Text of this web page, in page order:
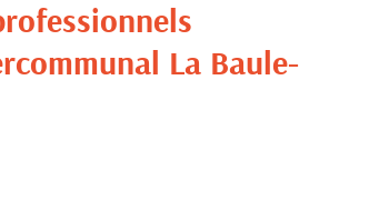
La Baule-